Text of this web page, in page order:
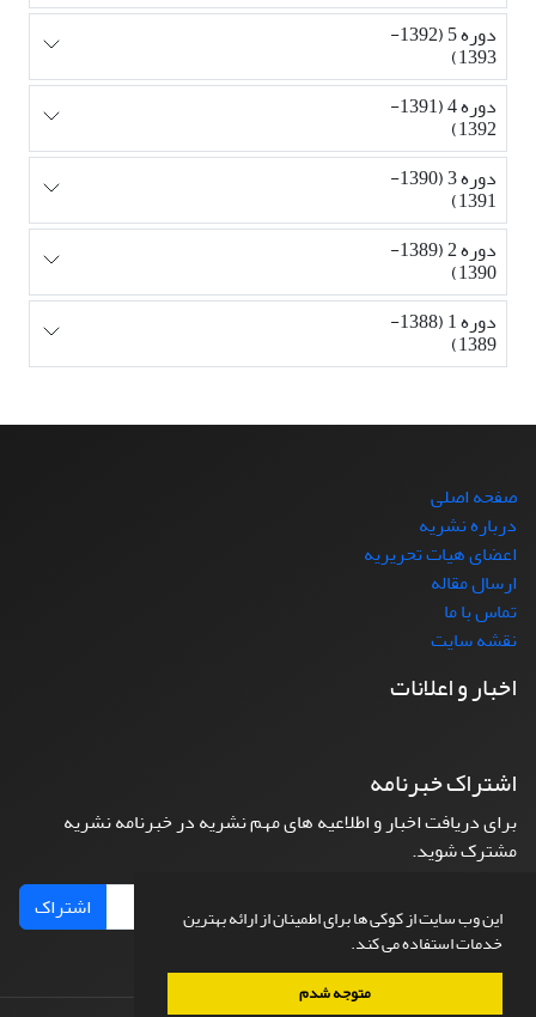
این وب سایت از کوکی ها برای اطمینان از ارائه بهترین
خدمات استفاده می کند.
متوجه شدم
دوره 5 (1392-
1393)
دوره 4 (1391-
1392)
دوره 3 (1390-
1391)
دوره 2 (1389-
1390)
دوره 1 (1388-
1389)
صفحه اصلی
درباره نشریه
اعضای هیات تحریریه
ارسال مقاله
تماس با ما
نقشه سایت
اخبار و اعلانات
اشتراک خبرنامه
برای دریافت اخبار و اطلاعیه های مهم نشریه در خبرنامه نشریه
مشترک شوید.
اشتراک